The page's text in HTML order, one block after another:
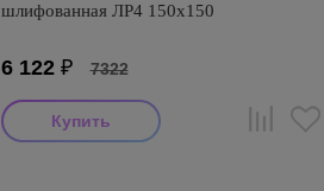
шлифованная ЛР4 150х150
6 122₽ 7322